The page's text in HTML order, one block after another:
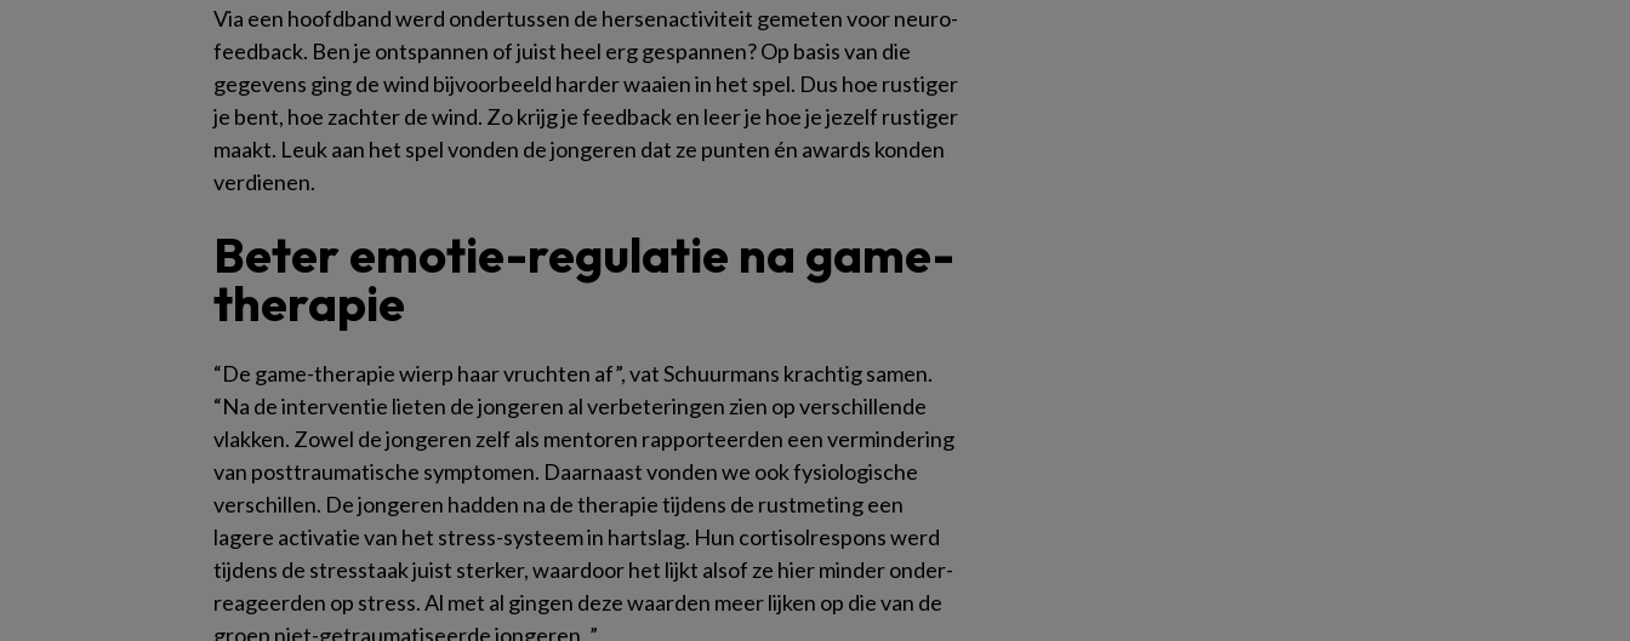
Via een hoofdband werd ondertussen de hersenactiviteit gemeten voor neuro-
feedback. Ben je ontspannen of juist heel erg gespannen? Op basis van die
gegevens ging de wind bijvoorbeeld harder waaien in het spel. Dus hoe rustiger
je bent, hoe zachter de wind. Zo krijg je feedback en leer je hoe je jezelf rustiger
maakt. Leuk aan het spel vonden de jongeren dat ze punten én awards konden
verdienen.
Beter emotie-regulatie na game-
therapie
“De game-therapie wierp haar vruchten af”, vat Schuurmans krachtig samen.
“Na de interventie lieten de jongeren al verbeteringen zien op verschillende
vlakken. Zowel de jongeren zelf als mentoren rapporteerden een vermindering
van posttraumatische symptomen. Daarnaast vonden we ook fysiologische
verschillen. De jongeren hadden na de therapie tijdens de rustmeting een
lagere activatie van het stress-systeem in hartslag. Hun cortisolrespons werd
tijdens de stresstaak juist sterker, waardoor het lijkt alsof ze hier minder onder-
reageerden op stress. Al met al gingen deze waarden meer lijken op die van de
groep niet-getraumatiseerde jongeren. ”